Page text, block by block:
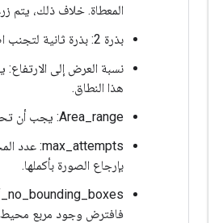
المعطاة. خلاف ذلك، يتم
بذرة 2: بذرة ثانية لتجنب اصطدام البذور.
نسبة العرض إلى
هذا النطاق.
Area_range: يجب أن تحتوي المنطقة التي تم اقتصاصها من الصورة على جزء من الصورة المتوفرة ضمن هذا النطاق.
max_attempts: عدد المحاولات لإنشاء منطقة مقصوصة من صورة القيود المحددة. بعد فشل
بإرجاع الصورة بأكملها.
فافترض وجود مربع محيط